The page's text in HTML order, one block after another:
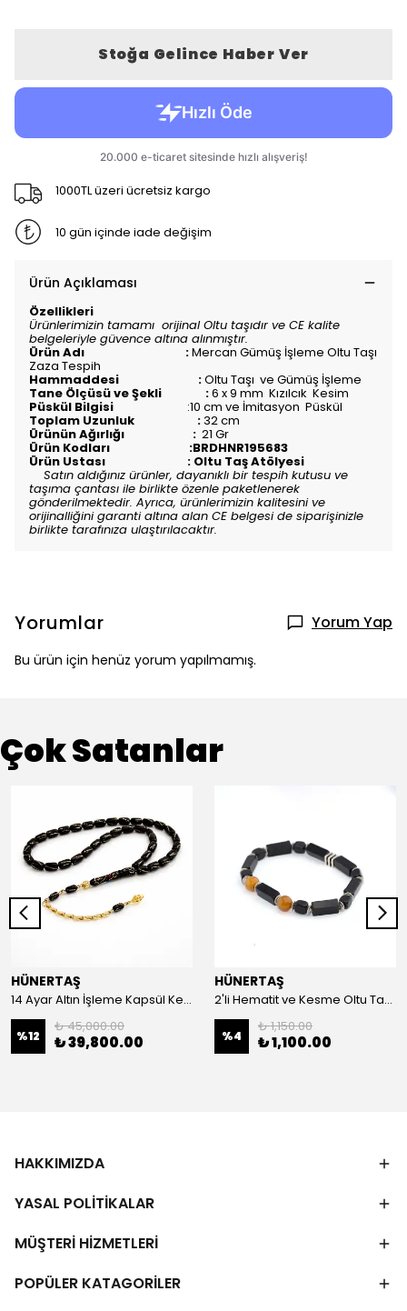
Stoğa Gelince Haber Ver
1000TL üzeri ücretsiz kargo
10 gün içinde iade değişim
Ürün Açıklaması
Özellikleri
Ürünlerimizin tamamı orijinal Oltu taşıdır ve CE kalite
belgeleriyle güvence altına alınmıştır.
Ürün Adı :Mercan Gümüş İşleme Oltu Taşı
Zaza Tespih
Hammaddesi :Oltu Taşı ve Gümüş İşleme
Tane Ölçüsü ve Şekli :6 x 9 mm Kızılcık Kesim
Püskül Bilgisi :10 cm ve İmitasyon Püskül
Toplam Uzunluk :32cm
Ürünün Ağırlığı : 21 Gr
Ürün Kodları :BRDHNR195683
Ürün Ustası : Oltu Taş Atölyesi
Satın aldığınız ürünler, dayanıklı bir tespih kutusu ve
taşıma çantası ile birlikte özenle paketlenerek
gönderilmektedir. Ayrıca, ürünlerimizin kalitesini ve
orijinalliğini garanti altına alan CE belgesi de siparişinizle
birlikte tarafınıza ulaştırılacaktır.
Yorumlar Yorum Yap
Bu ürün için henüz yorum yapılmamış.
Çok Satanlar
HÜNERTAŞ
14 Ayar Altın İşleme Kapsül Kesim Oltu Taşı Tespih
%12
₺ 45,000.00
₺ 39,800.00
HÜNERTAŞ
2'li Hematit ve Kesme Oltu Taşı Bileklik
%4
₺ 1,150.00
₺ 1,100.00
HAKKIMIZDA
YASAL POLİTİKALAR
MÜŞTERİ HİZMETLERİ
POPÜLER KATAGORİLER